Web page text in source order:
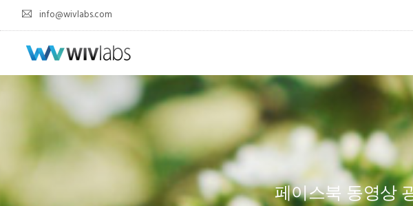
info@wivlabs.com
페이스북 동영상